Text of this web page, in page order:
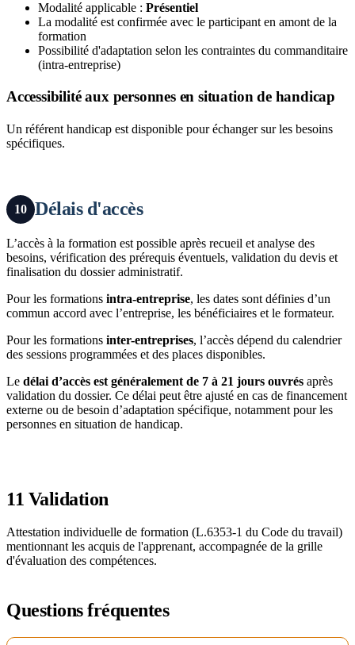
Modalité applicable : Présentiel
La modalité est confirmée avec le participant en amont de la
formation
Possibilité d'adaptation selon les contraintes du commanditaire
(intra-entreprise)
Accessibilité aux personnes en situation de handicap
Un référent handicap est disponible pour échanger sur les besoins
spécifiques.
10 Délais d'accès
L’accès à la formation est possible après recueil et analyse des
besoins, vérification des prérequis éventuels, validation du devis et
finalisation du dossier administratif.
Pour les formations intra-entreprise, les dates sont définies d’un
commun accord avec l’entreprise, les bénéficiaires et le formateur.
Pour les formations inter-entreprises, l’accès dépend du calendrier
des sessions programmées et des places disponibles.
Le délai d’accès est généralement de 7 à 21 jours ouvrés après
validation du dossier. Ce délai peut être ajusté en cas de financement
externe ou de besoin d’adaptation spécifique, notamment pour les
personnes en situation de handicap.
11 Validation
Attestation individuelle de formation (L.6353-1 du Code du travail)
mentionnant les acquis de l'apprenant, accompagnée de la grille
d'évaluation des compétences.
Questions fréquentes